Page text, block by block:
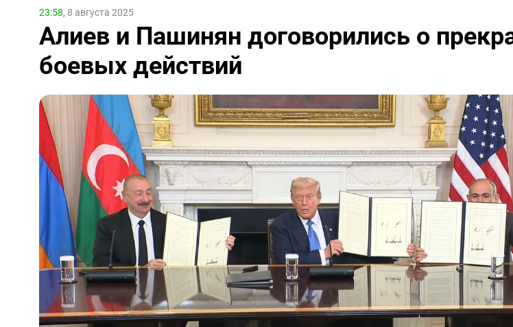
23:58, 8 августа 2025
Алиев и Пашинян договорились о
боевых действий